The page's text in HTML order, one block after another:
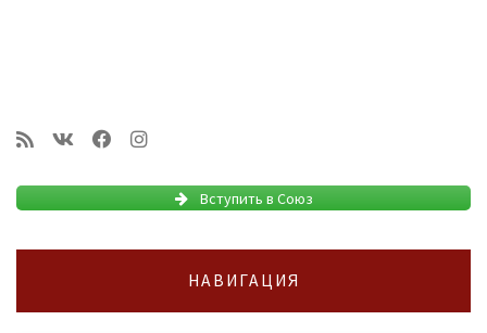
Вступить в Союз
НАВИГАЦИЯ